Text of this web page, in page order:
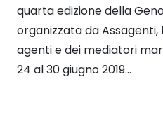
quarta edizione della
organizzata da Assagenti,
agenti e dei mediatori
24 al 30 giugno 2019...